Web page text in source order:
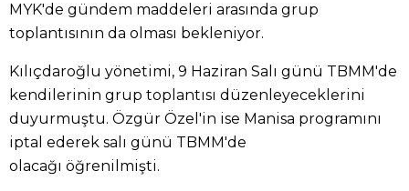
MYK'de gündem maddeleri arasında grup
toplantısının da olması bekleniyor.
Kılıçdaroğlu yönetimi, 9 Haziran Salı günü TBMM'de
kendilerinin grup toplantısı düzenleyeceklerini
duyurmuştu. Özgür Özel'in ise Manisa programını
iptal ederek salı günü TBMM'de
olacağı öğrenilmişti.